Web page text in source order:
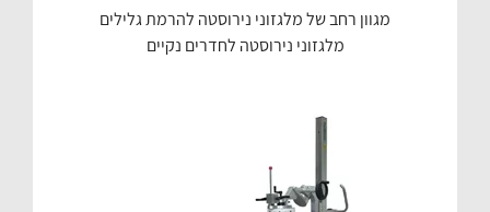
מגוון רחב של מלגזוני נירוסטה להרמת גלילים
מלגזוני נירוסטה לחדרים נקיים